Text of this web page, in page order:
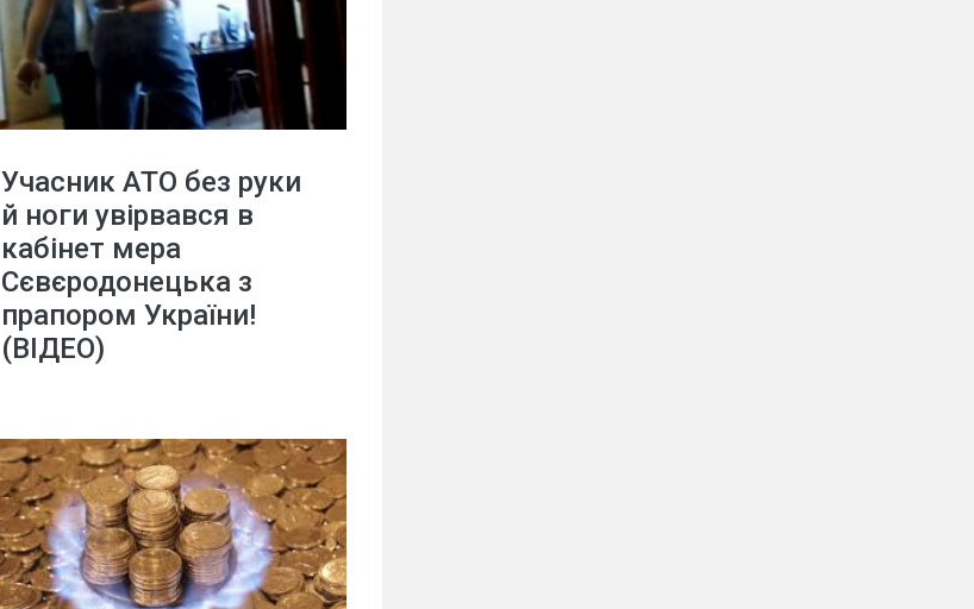
Учасник АТО без руки
й ноги увірвався в
кабінет мера
Сєвєродонецька з
прапором України!
(ВІДЕО)